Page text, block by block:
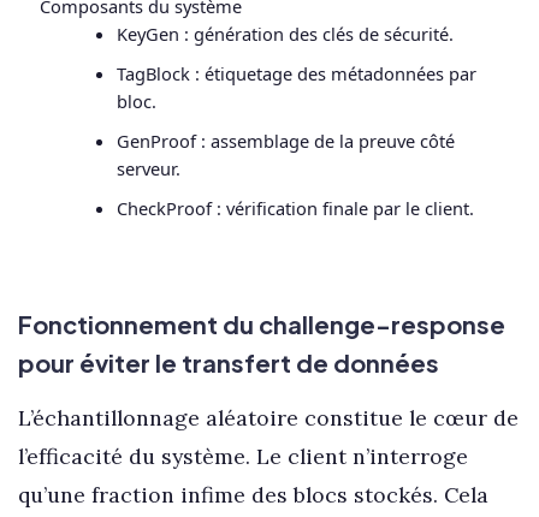
Composants du système
KeyGen : génération des clés de sécurité.
TagBlock : étiquetage des métadonnées par
bloc.
GenProof : assemblage de la preuve côté
serveur.
CheckProof : vérification finale par le client.
Fonctionnement du challenge-response
pour éviter le transfert de données
L’échantillonnage aléatoire constitue le cœur de
l’efficacité du système. Le client n’interroge
qu’une fraction infime des blocs stockés. Cela